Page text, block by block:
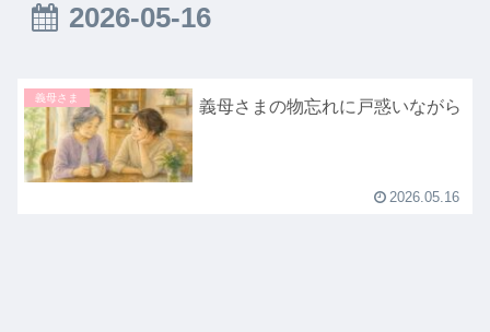
2026-05-16
義母さま 義母さまの物忘れに戸惑いながら
2026.05.16